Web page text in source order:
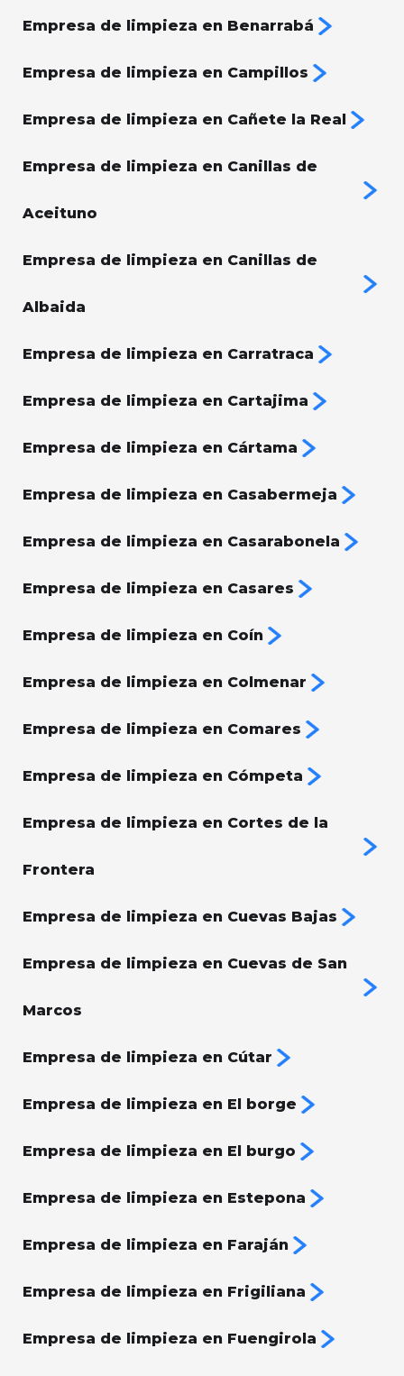
Empresa de limpieza en Benarrabá
Empresa de limpieza en Campillos
Empresa de limpieza en Cañete la Real
Empresa de limpieza en Canillas de
Aceituno
Empresa de limpieza en Canillas de
Albaida
Empresa de limpieza en Carratraca
Empresa de limpieza en Cartajima
Empresa de limpieza en Cártama
Empresa de limpieza en Casabermeja
Empresa de limpieza en Casarabonela
Empresa de limpieza en Casares
Empresa de limpieza en Coín
Empresa de limpieza en Colmenar
Empresa de limpieza en Comares
Empresa de limpieza en Cómpeta
Empresa de limpieza en Cortes de la
Frontera
Empresa de limpieza en Cuevas Bajas
Empresa de limpieza en Cuevas de San
Marcos
Empresa de limpieza en Cútar
Empresa de limpieza en El borge
Empresa de limpieza en El burgo
Empresa de limpieza en Estepona
Empresa de limpieza en Faraján
Empresa de limpieza en Frigiliana
Empresa de limpieza en Fuengirola